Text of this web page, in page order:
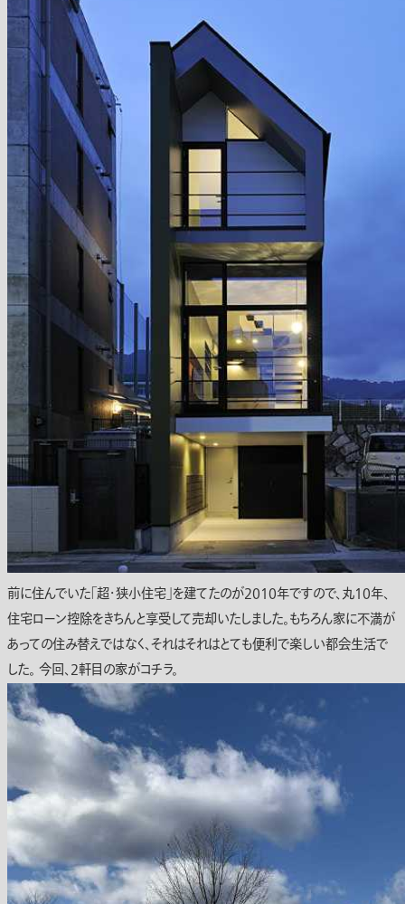
前に住んでいた「超・狭小住宅」を建てたのが2010年ですので、丸10年、
住宅ローン控除をきちんと享受して売却いたしました。もちろん家に不満が
あっての住み替えではなく、それはそれはとても便利で楽しい都会生活で
した。 今回、2軒目の家がコチラ。